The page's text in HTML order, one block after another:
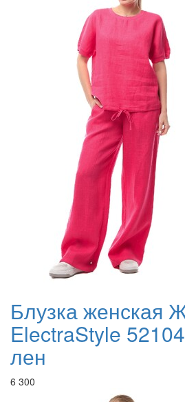
Блузка женская
ElectraStyle
лен
6 300